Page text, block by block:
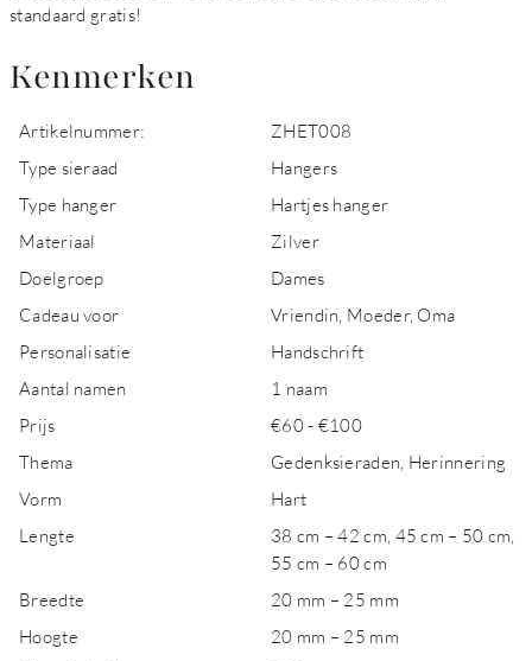
standaard gratis!
Kenmerken
Artikelnummer:
ZHET008
Type sieraad
Hangers
Type hanger
Hartjes hanger
Materiaal
Zilver
Doelgroep
Dames
Cadeau voor
Vriendin, Moeder, Oma
Personalisatie
Handschrift
Aantal namen
1 naam
Prijs
€60 - €100
Thema
Gedenksieraden, Herinnering
Vorm
Hart
Lengte
38 cm – 42 cm, 45 cm – 50 cm,
55 cm – 60 cm
Breedte
20 mm – 25 mm
Hoogte
20 mm – 25 mm